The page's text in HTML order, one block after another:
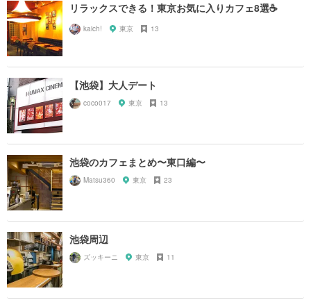
リラックスできる！東京お気に入りカフェ8選☕️
kaich! 東京 13
【池袋】大人デート
coco017 東京 13
池袋のカフェまとめ〜東口編〜
Matsu360 東京 23
池袋周辺
ズッキーニ 東京 11